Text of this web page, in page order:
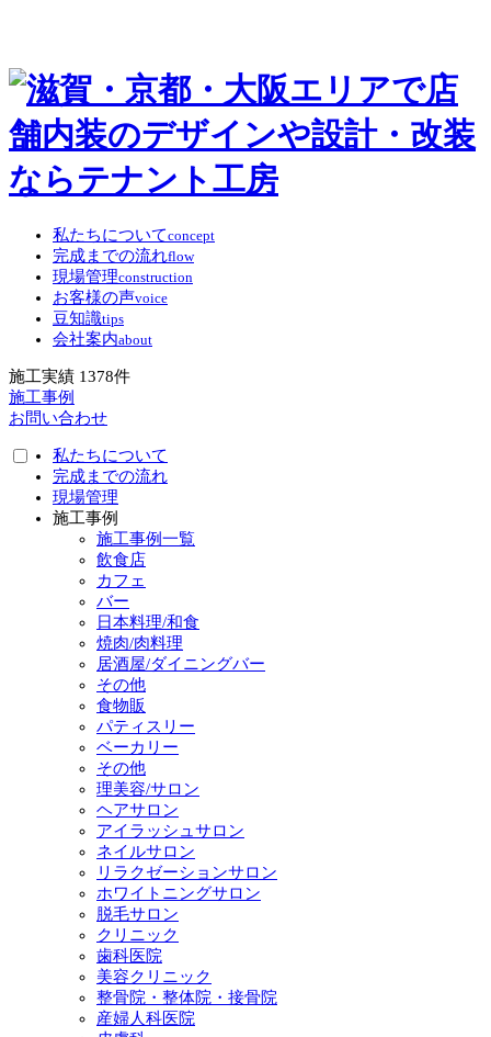
私たちについてconcept
完成までの流れflow
現場管理construction
お客様の声voice
豆知識tips
会社案内about
施工実績 1378件
施工事例
お問い合わせ
私たちについて
完成までの流れ
現場管理
施工事例
施工事例一覧
飲食店
カフェ
バー
日本料理/和食
焼肉/肉料理
居酒屋/ダイニングバー
その他
食物販
パティスリー
ベーカリー
その他
理美容/サロン
ヘアサロン
アイラッシュサロン
ネイルサロン
リラクゼーションサロン
ホワイトニングサロン
脱毛サロン
クリニック
歯科医院
美容クリニック
整骨院・整体院・接骨院
産婦人科医院